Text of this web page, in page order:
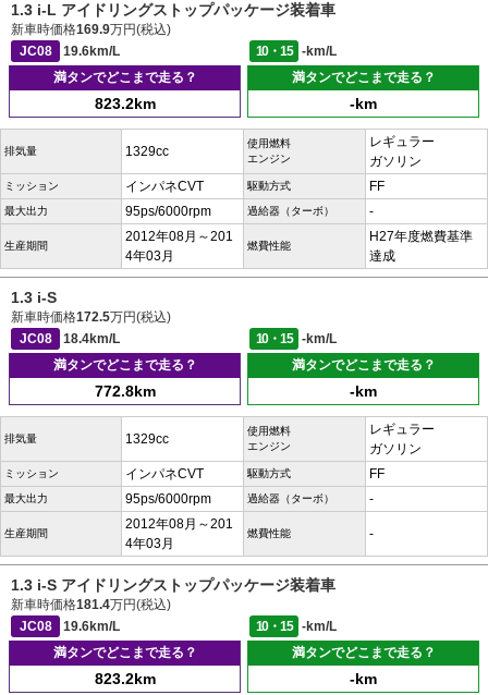
1.3 i-L アイドリングストップパッケージ装着車
新車時価格169.9万円(税込)
JC08
19.6km/L 10・15
-km/L
満タンでどこまで走る？
823.2km
満タンでどこまで走る？
-km
排気量 1329cc
使用燃料
エンジン
レギュラー
ガソリン
ミッション インパネCVT 駆動方式 FF
最大出力 95ps/6000rpm 過給器（ターボ） -
生産期間
2012年08月～201
4年03月
燃費性能
H27年度燃費基準
達成
1.3 i-S
新車時価格172.5万円(税込)
JC08
18.4km/L 10・15
-km/L
満タンでどこまで走る？
772.8km
満タンでどこまで走る？
-km
排気量 1329cc
使用燃料
エンジン
レギュラー
ガソリン
ミッション インパネCVT 駆動方式 FF
最大出力 95ps/6000rpm 過給器（ターボ） -
生産期間
2012年08月～201
4年03月
燃費性能 -
1.3 i-S アイドリングストップパッケージ装着車
新車時価格181.4万円(税込)
JC08
19.6km/L 10・15
-km/L
満タンでどこまで走る？
823.2km
満タンでどこまで走る？
-km